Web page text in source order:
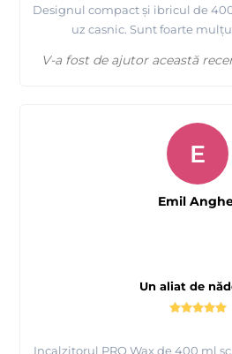
Designul compact și ibricul de
uz casnic. Sunt foarte
V-a fost de ajutor această
Un aliat de
Incalzitorul PRO Wax de 400 ml
E
Emil